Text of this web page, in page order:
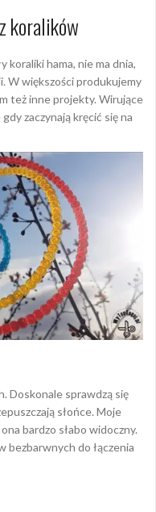
koralików
koraliki hama, nie ma dnia,
W większości produkujemy
też inne projekty. Wirujące
zaczynają kręcić się na
Doskonale sprawdzą się
słońce. Moje
bardzo słabo widoczny.
bezbarwnych do łączenia